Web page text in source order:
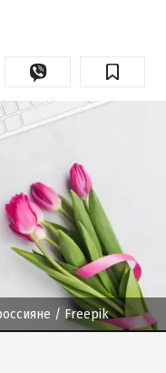
/ Freepik